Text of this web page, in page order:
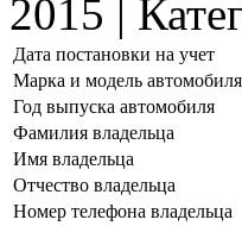
2015 |
Дата постановки на учет
Марка и модель автомобиля
Год выпуска автомобиля
Фамилия владельца
Имя владельца
Отчество владельца
Номер телефона владельца